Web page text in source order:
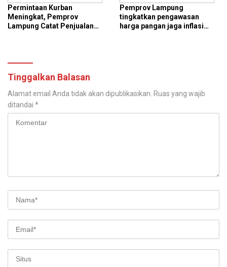
Permintaan Kurban
Meningkat, Pemprov
Lampung Catat Penjualan
Pemprov Lampung
tingkatkan pengawasan
harga pangan jaga inflasi
Tinggalkan Balasan
Alamat email Anda tidak akan dipublikasikan. Ruas yang wajib
ditandai *